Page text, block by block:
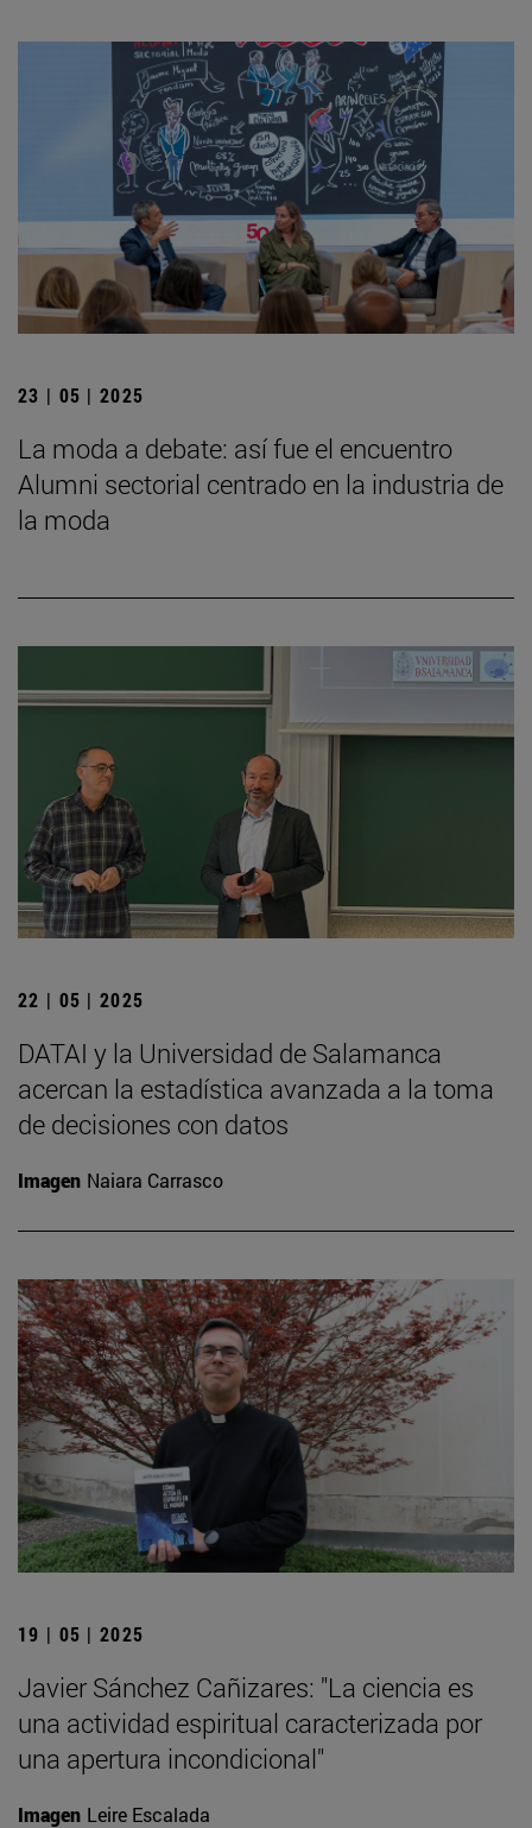
23 | 05 | 2025
La moda a debate: así fue el encuentro
Alumni sectorial centrado en la industria de
la moda
22 | 05 | 2025
DATAI y la Universidad de Salamanca
acercan la estadística avanzada a la toma
de decisiones con datos
Imagen Naiara Carrasco
19 | 05 | 2025
Javier Sánchez Cañizares: "La ciencia es
una actividad espiritual caracterizada por
una apertura incondicional"
Imagen Leire Escalada